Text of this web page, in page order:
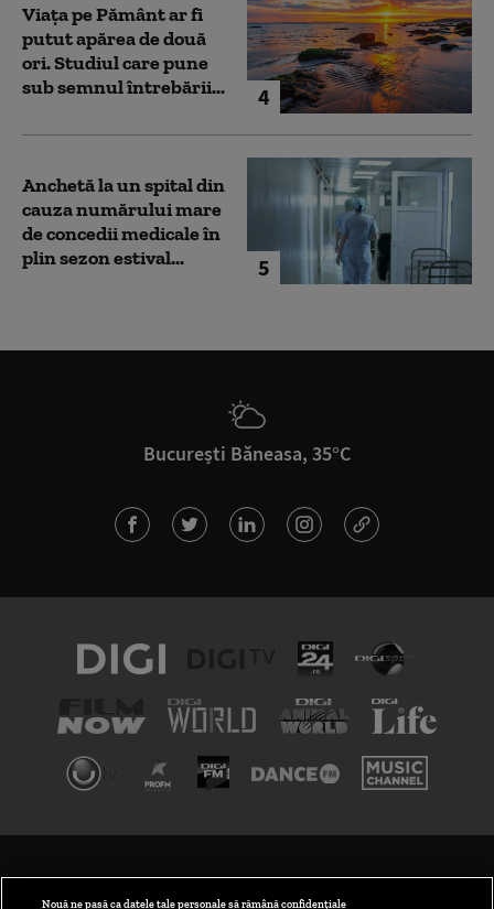
4
Viața pe Pământ ar fi
putut apărea de două
ori. Studiul care pune
sub semnul întrebării...
5
Anchetă la un spital din
cauza numărului mare
de concedii medicale în
plin sezon estival...
București Băneasa, 35°C
Nouă ne pasă ca datele tale personale să rămână confidențiale